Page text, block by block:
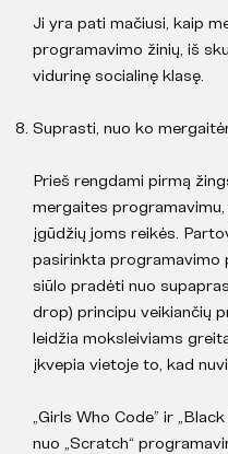
Ji yra pati mačiusi, kaip
programavimo žinių, iš
vidurinę socialinę klasę.
Suprasti, nuo ko
Prieš rengdami pirmą
mergaites
įgūdžių joms reikės.
pasirinkta programavimo
siūlo pradėti nuo
drop) principu veikiančių
leidžia moksleiviams
įkvepia vietoje to, kad
„Girls Who Code” ir
nuo „Scratch“